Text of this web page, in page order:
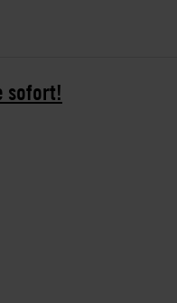
sofort!